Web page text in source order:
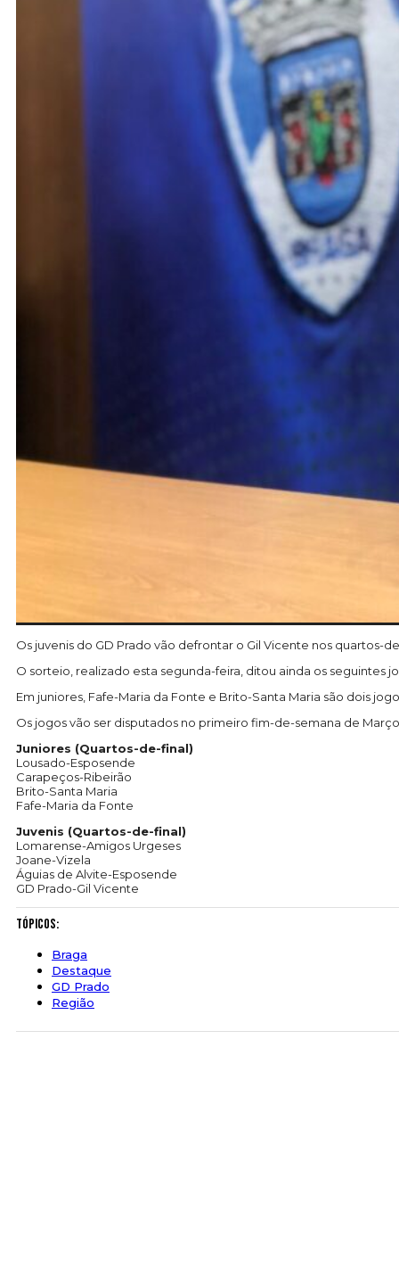
Os juvenis do GD Prado vão defrontar o Gil Vicente nos quartos-
O sorteio, realizado esta segunda-feira, ditou ainda os seguintes
Em juniores, Fafe-Maria da Fonte e Brito-Santa Maria são dois
Os jogos vão ser disputados no primeiro fim-de-semana de
Juniores (Quartos-de-final)
Lousado-Esposende
Carapeços-Ribeirão
Brito-Santa Maria
Fafe-Maria da Fonte
Juvenis (Quartos-de-final)
Lomarense-Amigos Urgeses
Joane-Vizela
Águias de Alvite-Esposende
GD Prado-Gil Vicente
Tópicos:
Braga
Destaque
GD Prado
Região